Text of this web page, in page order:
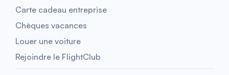
Carte cadeau entreprise
Chèques vacances
Louer une voiture
Rejoindre le FlightClub